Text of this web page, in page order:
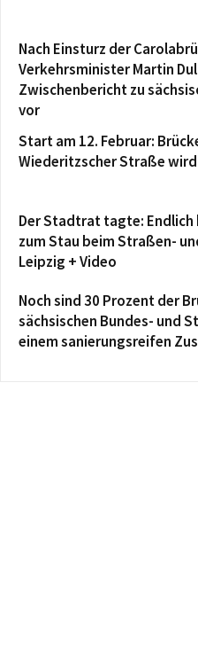
Nach Einsturz der
Verkehrsminister Martin
Zwischenbericht zu
vor
Start am 12. Februar:
Wiederitzscher Straße
Der Stadtrat tagte: Endlich
zum Stau beim Straßen-
Leipzig + Video
Noch sind 30 Prozent der
sächsischen Bundes- und
einem sanierungsreifen